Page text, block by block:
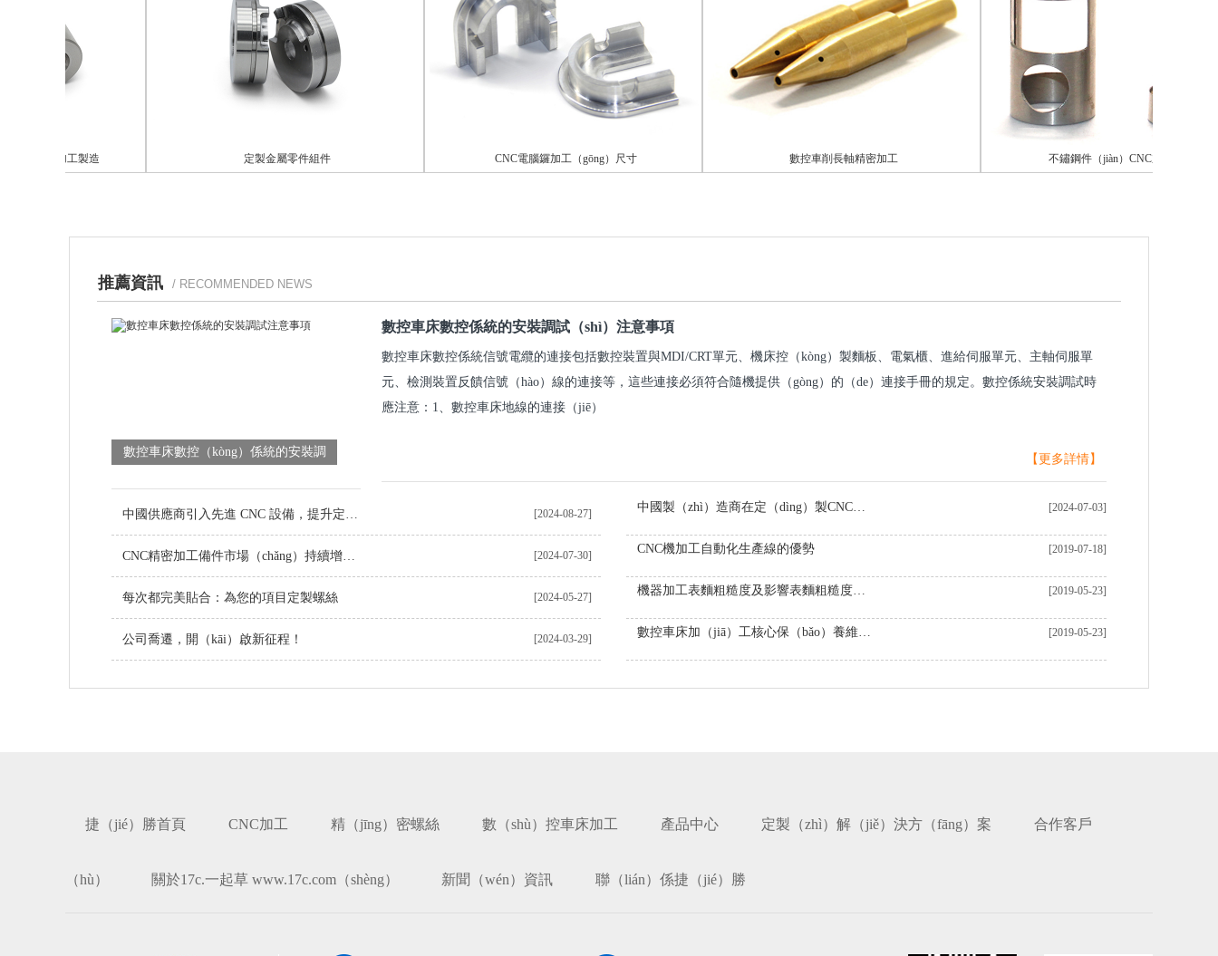
定製金屬零件組件 CNC電腦鑼加工（gōng）尺寸 數控車削長軸精密加工 不鏽鋼件（jiàn）CNC加工批發
推薦資訊 / RECOMMENDED NEWS
數控車床數控（kòng）係統的安裝調
數控車床數控係統的安裝調試（shì）注意事項
數控車床數控係統信號電纜的連接包括數控裝置與MDI/CRT單元、機床控（kòng）製麵板、電氣櫃、進給伺服單元、主軸伺服單
元、檢測裝置反饋信號（hào）線的連接等，這些連接必須符合隨機提供（gòng）的（de）連接手冊的規定。數控係統安裝調試時
應注意：1、數控車床地線的連接（jiē）
【更多詳情】
中國供應商引入先進 CNC 設備，提升定（dìng）製金屬零件品質 [2024-08-27]
CNC精密加工備件市場（chǎng）持續增長，技術創新引領行業未來 [2024-07-30]
每次都完美貼合：為您的項目定製螺絲 [2024-05-27]
公司喬遷，開（kāi）啟新征程！ [2024-03-29]
中國製（zhì）造商在定（dìng）製CNC加工黃銅零件領域表現卓越 [2024-07-03]
CNC機加工自動化生產線的優勢 [2019-07-18]
機器加工表麵粗糙度及影響表麵粗糙度的因素 [2019-05-23]
數控車床加（jiā）工核心保（bǎo）養維（wéi）護知（zhī）識 [2019-05-23]
捷（jié）勝首頁 CNC加工 精（jīng）密螺絲 數（shù）控車床加工 產品中心 定製（zhì）解（jiě）決方（fāng）案 合作客戶
（hù） 關於17c.一起草 www.17c.com（shèng） 新聞（wén）資訊 聯（lián）係捷（jié）勝